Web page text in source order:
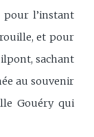
pour l’instant
et pour
sachant
au souvenir
Gouéry qui